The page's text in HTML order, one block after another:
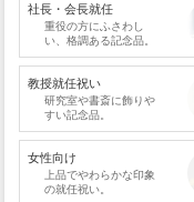
社長・会長就任
重役の方にふさわし
い、格調ある記念品。
教授就任祝い
研究室や書斎に飾りや
すい記念品。
女性向け
上品でやわらかな印象
の就任祝い。